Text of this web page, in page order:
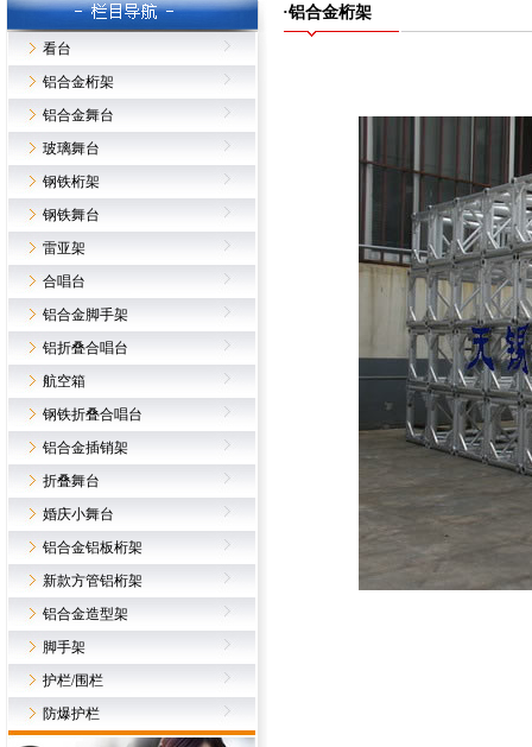
看台
铝合金桁架
铝合金舞台
玻璃舞台
钢铁桁架
钢铁舞台
雷亚架
合唱台
铝合金脚手架
铝折叠合唱台
航空箱
钢铁折叠合唱台
铝合金插销架
折叠舞台
婚庆小舞台
铝合金铝板桁架
新款方管铝桁架
铝合金造型架
脚手架
护栏/围栏
防爆护栏
·铝合金桁架